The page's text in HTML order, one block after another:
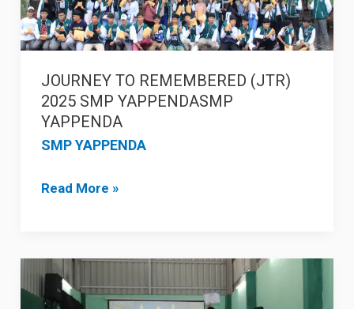
JOURNEY TO REMEMBERED (JTR)
2025 SMP YAPPENDASMP
YAPPENDA
SMP YAPPENDA
(JTR)
2025
YAPPENDASMP
YAPPENDA
Read More »
PELAKSANAAN
WISUDA